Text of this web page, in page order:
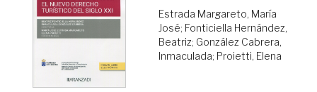
Estrada Margareto, María
José; Fonticiella Hernández,
Beatriz; González Cabrera,
Inmaculada; Proietti, Elena